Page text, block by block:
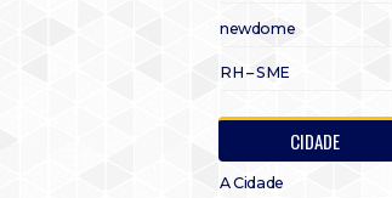
newdome
RH – SME
CIDADE
A Cidade